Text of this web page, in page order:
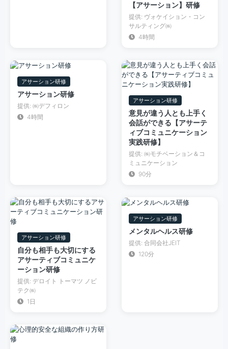
【アサーション】研修
提供: ヴォケイション・コン
サルティング㈱
4時間
アサーション研修
アサーション研修
提供: ㈱デフィロン
4時間
アサーション研修
意見が違う人とも上手く
会話ができる【アサーテ
ィブコミュニケーション
実践研修】
提供: ㈱モチベーション＆コ
ミュニケーション
90分
アサーション研修
自分も相手も大切にする
アサーティブコミュニケ
ーション研修
提供: デロイト トーマツ ノビ
テク㈱
1日
アサーション研修
メンタルヘルス研修
提供: 合同会社JEIT
120分